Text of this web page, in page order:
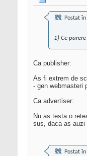
Postat
1) Ce
Ca publisher:
As fi extrem de
- gen webmasteri
Ca advertiser:
Nu as testa o
sus, daca as auzi
Postat